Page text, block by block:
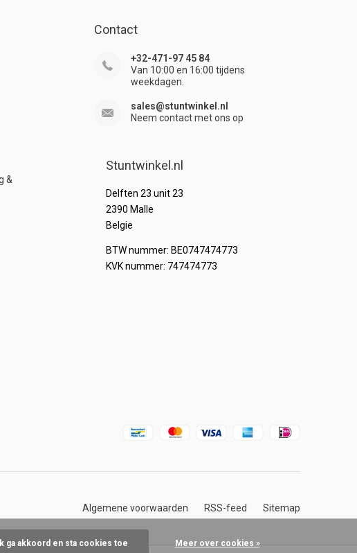
&
Contact
+32-471-97 45 84
Van 10:00 en 16:00 tijdens
weekdagen.
sales@stuntwinkel.nl
Neem contact met ons op
Stuntwinkel.nl
Delften 23 unit 23
2390 Malle
Belgie
BTW nummer: BE0747474773
KVK nummer: 747474773
Algemene voorwaarden RSS-feed Sitemap
Ik ga akkoord en sta cookies toe Meer over cookies »